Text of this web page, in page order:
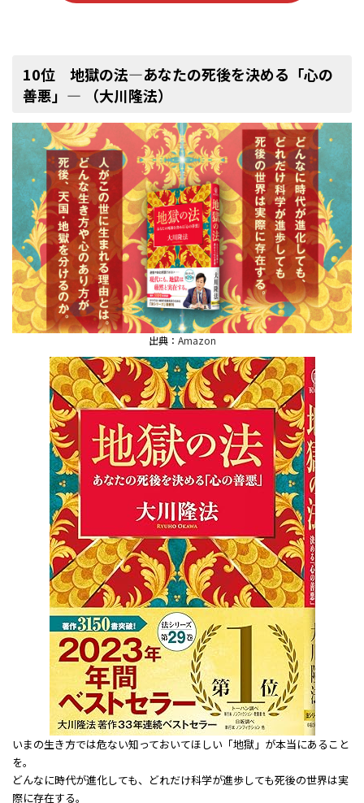
10位 地獄の法―あなたの死後を決める「心の
善悪」― （大川隆法）
出典： Amazon
いまの生き方では危ない――知っておいてほしい「地獄」が本当にあること
を。
どんなに時代が進化しても、どれだけ科学が進歩しても死後の世界は実
際に存在する。